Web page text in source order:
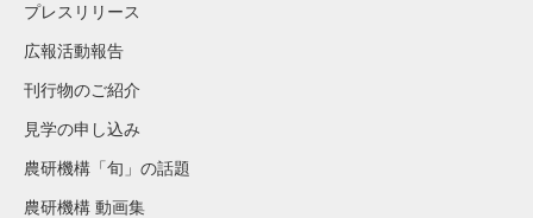
プレスリリース
広報活動報告
刊行物のご紹介
見学の申し込み
農研機構「旬」の話題
農研機構 動画集